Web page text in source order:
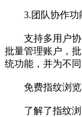
3.团队协作功
支持多用户协
批量管理账户，
统功能，并为不
免费指纹浏览
了解了指纹浏